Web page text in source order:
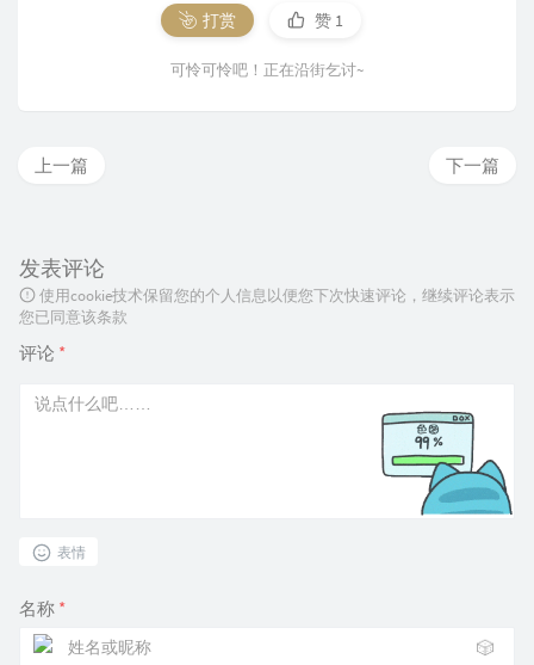
打赏 赞 1
可怜可怜吧！正在沿街乞讨~
下一篇
上一篇
发表评论
使用cookie技术保留您的个人信息以便您下次快速评论，继续评论表示
您已同意该条款
评论 *
表情
名称 *
🎲